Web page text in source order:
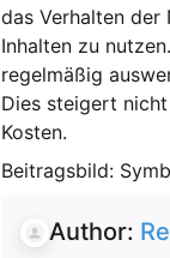
das Verhalten der
Inhalten zu
regelmäßig
Dies steigert
Kosten.
Beitragsbild:
Author: